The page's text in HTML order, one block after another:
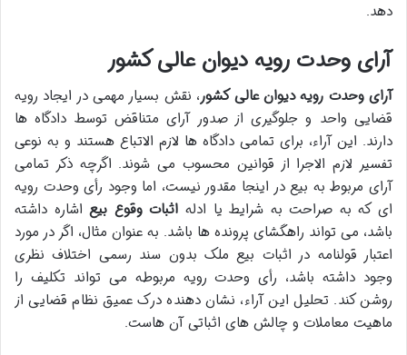
دهد.
آرای وحدت رویه دیوان عالی کشور
آرای وحدت رویه دیوان عالی کشور، نقش بسیار مهمی در ایجاد رویه
قضایی واحد و جلوگیری از صدور آرای متناقض توسط دادگاه ها
دارند. این آراء، برای تمامی دادگاه ها لازم الاتباع هستند و به نوعی
تفسیر لازم الاجرا از قوانین محسوب می شوند. اگرچه ذکر تمامی
آرای مربوط به بیع در اینجا مقدور نیست، اما وجود رأی وحدت رویه
ای که به صراحت به شرایط یا ادله اثبات وقوع بیعاشاره داشته
باشد، می تواند راهگشای پرونده ها باشد. به عنوان مثال، اگر در مورد
اعتبار قولنامه در اثبات بیع ملک بدون سند رسمی اختلاف نظری
وجود داشته باشد، رأی وحدت رویه مربوطه می تواند تکلیف را
روشن کند. تحلیل این آراء، نشان دهنده درک عمیق نظام قضایی از
ماهیت معاملات و چالش های اثباتی آن هاست.